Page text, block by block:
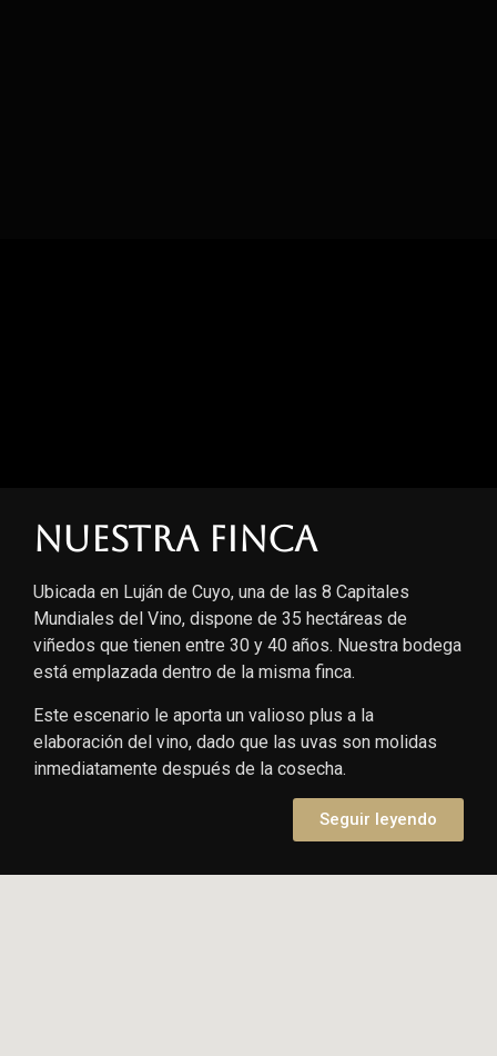
Nuestra finca
Ubicada en Luján de Cuyo, una de las 8 Capitales
Mundiales del Vino, dispone de 35 hectáreas de
viñedos que tienen entre 30 y 40 años. Nuestra bodega
está emplazada dentro de la misma finca.
Este escenario le aporta un valioso plus a la
elaboración del vino, dado que las uvas son molidas
inmediatamente después de la cosecha.
Seguir leyendo